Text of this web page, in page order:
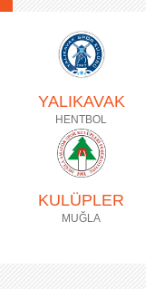
YALIKAVAK
HENTBOL
KULÜPLER
MUĞLA